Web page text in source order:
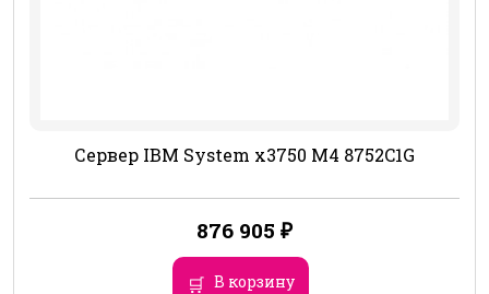
Сервер IBM System x3750 M4 8752C1G
876 905 ₽
В корзину